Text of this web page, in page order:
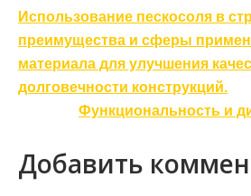
Навигация
по
записям
Использование пескосоля в
преимущества и сферы
материала для улучшения
долговечности конструкций.
Функциональность и
Добавить